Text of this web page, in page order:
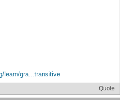
learn/gra...transitive
Quote